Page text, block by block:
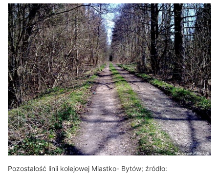
Pozostałość linii kolejowej Miastko- Bytów; źródło: